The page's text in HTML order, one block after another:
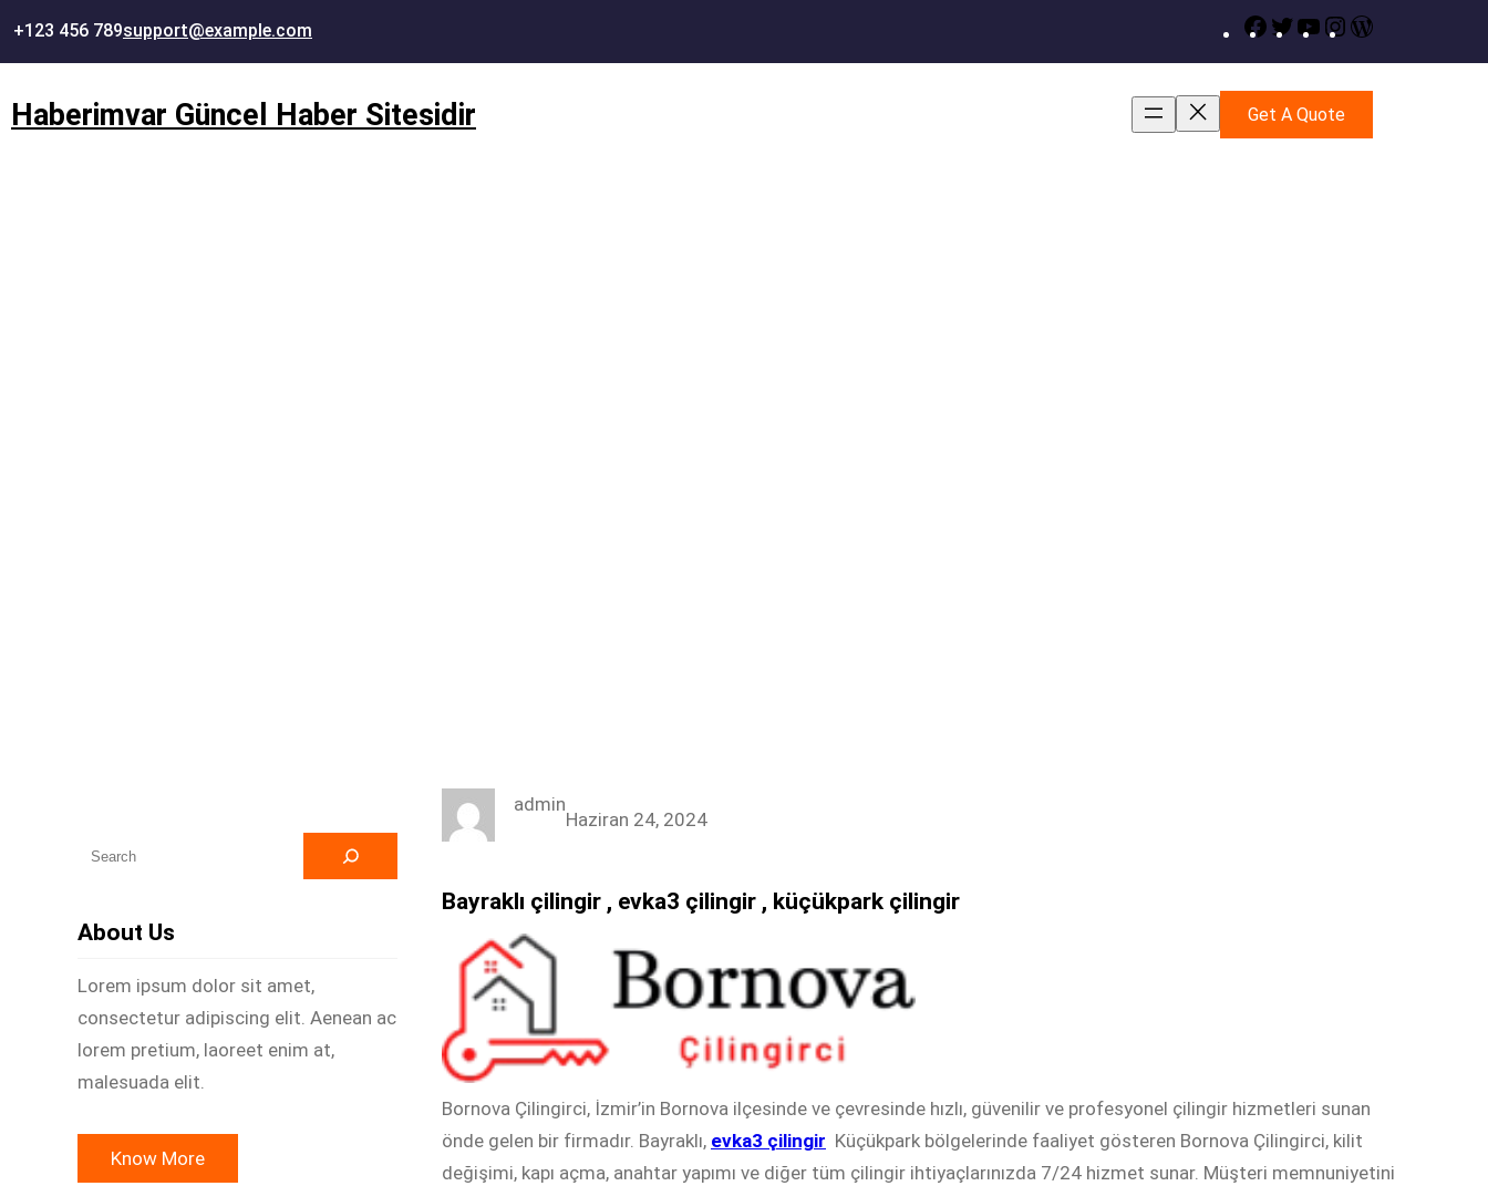
+123 456 789support@example.com Facebook
Twitter
YouTube
Instagram
Haberimvar Güncel Haber Sitesidir Get A Quote
About Us
Lorem ipsum dolor sit amet,
consectetur adipiscing elit. Aenean ac
lorem pretium, laoreet enim at,
malesuada elit.
Know More
admin
Haziran 24, 2024
Bayraklı çilingir , evka3 çilingir , küçükpark çilingir
Bornova Çilingirci, İzmir’in Bornova ilçesinde ve çevresinde hızlı, güvenilir ve profesyonel çilingir hizmetleri sunan
önde gelen bir firmadır. Bayraklı, evka3 çilingir Küçükpark bölgelerinde faaliyet gösteren Bornova Çilingirci, kilit
değişimi, kapı açma, anahtar yapımı ve diğer tüm çilingir ihtiyaçlarınızda 7/24 hizmet sunar. Müşteri memnuniyetini